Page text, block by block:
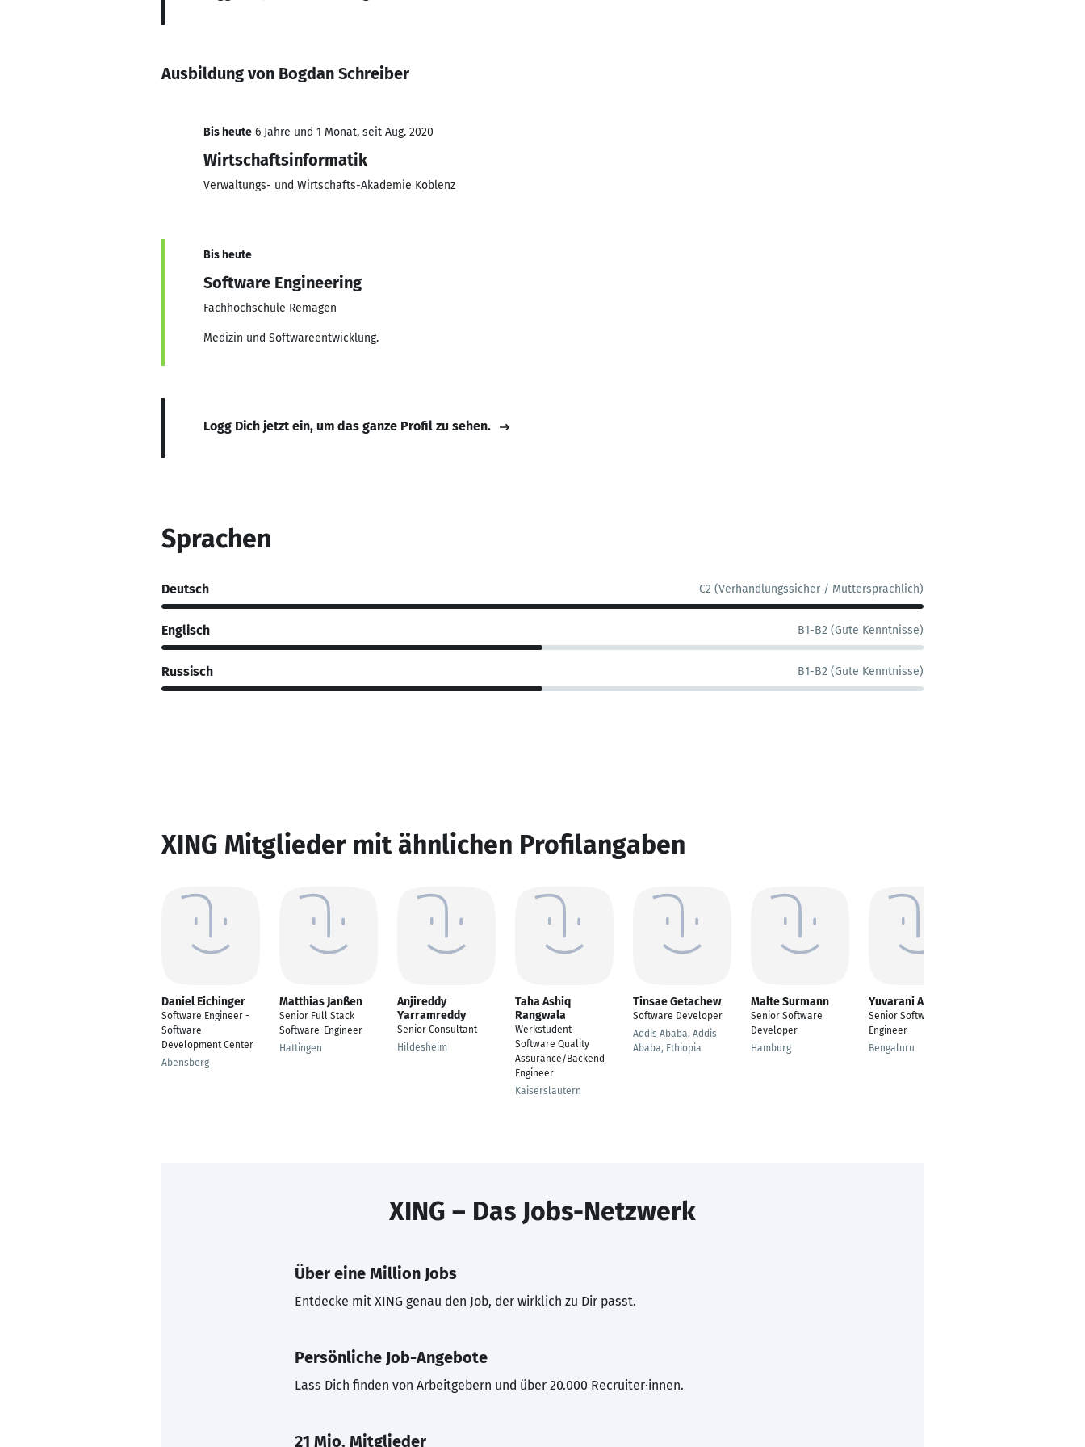
Ausbildung von Bogdan Schreiber
Bis heute 6 Jahre und 1 Monat, seit Aug. 2020
Wirtschaftsinformatik
Verwaltungs- und Wirtschafts-Akademie Koblenz
Bis heute
Software Engineering
Fachhochschule Remagen
Medizin und Softwareentwicklung.
Logg Dich jetzt ein, um das ganze Profil zu sehen.
Sprachen
Deutsch C2 (Verhandlungssicher / Muttersprachlich)
Englisch B1-B2 (Gute Kenntnisse)
Russisch B1-B2 (Gute Kenntnisse)
XING Mitglieder mit ähnlichen Profilangaben
Daniel Eichinger
Software Engineer -
Software
Development Center
Abensberg
Matthias Janßen
Senior Full Stack
Software-Engineer
Hattingen
Anjireddy
Yarramreddy
Senior Consultant
Hildesheim
Taha Ashiq
Rangwala
Werkstudent
Software Quality
Assurance/Backend
Engineer
Kaiserslautern
Tinsae Getachew
Software Developer
Addis Ababa, Addis
Ababa, Ethiopia
Malte Surmann
Senior Software
Developer
Hamburg
Yuvarani Anguraj
Senior Software
Engineer
Bengaluru
XING – Das Jobs-Netzwerk
Über eine Million Jobs
Entdecke mit XING genau den Job, der wirklich zu Dir passt.
Persönliche Job-Angebote
Lass Dich finden von Arbeitgebern und über 20.000 Recruiter·innen.
21 Mio. Mitglieder